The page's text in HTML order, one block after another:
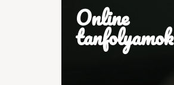
Online
tanfolyamok